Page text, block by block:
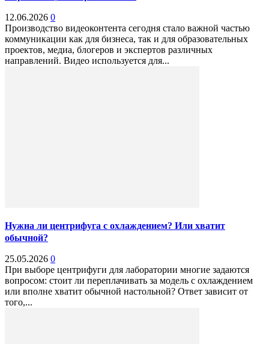
12.06.2026 0
Производство видеоконтента сегодня стало важной частью
коммуникации как для бизнеса, так и для образовательных
проектов, медиа, блогеров и экспертов различных
направлений. Видео используется для...
Нужна ли центрифуга с охлаждением? Или хватит
обычной?
25.05.2026 0
При выборе центрифуги для лаборатории многие задаются
вопросом: стоит ли переплачивать за модель с охлаждением
или вполне хватит обычной настольной? Ответ зависит от
того,...